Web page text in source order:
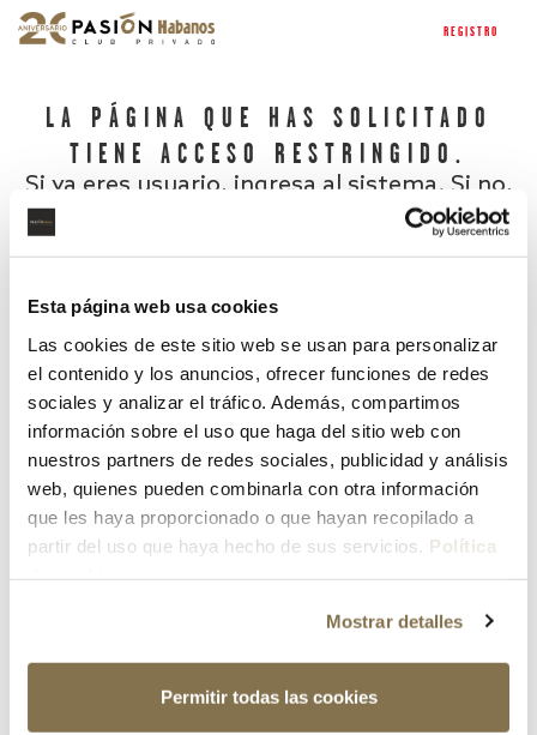
Esta página web usa cookies
Las cookies de este sitio web se usan para personalizar
el contenido y los anuncios, ofrecer funciones de redes
sociales y analizar el tráfico. Además, compartimos
información sobre el uso que haga del sitio web con
nuestros partners de redes sociales, publicidad y análisis
web, quienes pueden combinarla con otra información
que les haya proporcionado o que hayan recopilado a
partir del uso que haya hecho de sus servicios. Política
Mostrar detalles
Permitir todas las cookies
REGISTRO
LA PÁGINA QUE HAS SOLICITADO
TIENE ACCESO RESTRINGIDO.
Si ya eres usuario, ingresa al sistema. Si no,
¿Has olvidado tu contraseña?